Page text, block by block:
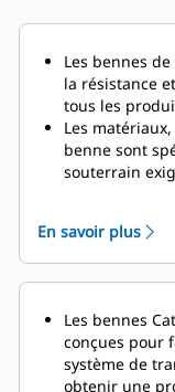
Les bennes
la résistance
tous les
Les
benne sont
souterrain
En savoir plus
Les bennes
conçues pour
système de
obtenir une